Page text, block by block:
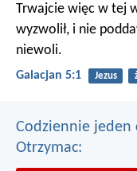
Trwajcie więc w tej
wyzwolił, i nie
niewoli.
Galacjan 5:1 Jezus
Codziennie jeden
Otrzymac: